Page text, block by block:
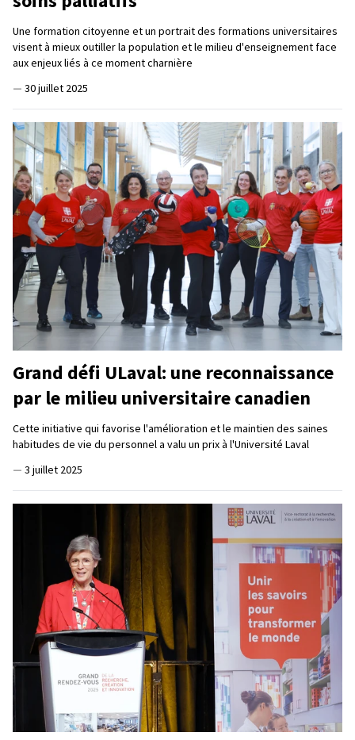
Une formation citoyenne et un portrait des formations universitaires
visent à mieux outiller la population et le milieu d'enseignement face
aux enjeux liés à ce moment charnière
— 30 juillet 2025
Grand défi ULaval: une reconnaissance
par le milieu universitaire canadien
Cette initiative qui favorise l'amélioration et le maintien des saines
habitudes de vie du personnel a valu un prix à l'Université Laval
— 3 juillet 2025